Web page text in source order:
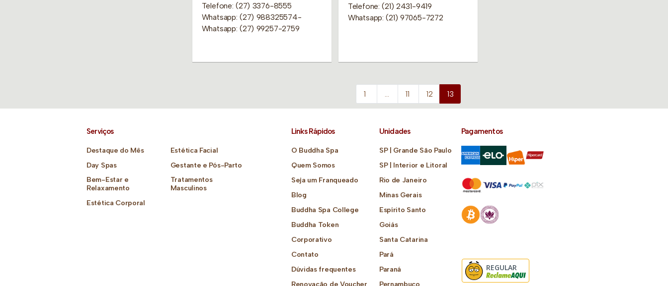
Telefone: (27) 3376-8555
Whatsapp: (27) 988325574-
Whatsapp: (27) 99257-2759
Telefone: (21) 2431-9419
Whatsapp: (21) 97065-7272
1 11 12 13
Serviços
Destaque do Mês
Day Spas
Bem-Estar e
Relaxamento
Estética Corporal
Estética Facial
Gestante e Pós-Parto
Tratamentos
Masculinos
Links Rápidos
O Buddha Spa
Quem Somos
Seja um Franqueado
Blog
Buddha Spa College
Buddha Token
Corporativo
Contato
Dúvidas frequentes
Renovação de Voucher
Unidades
SP | Grande São Paulo
SP | Interior e Litoral
Rio de Janeiro
Minas Gerais
Espírito Santo
Goiás
Santa Catarina
Pará
Paraná
Pernambuco
Pagamentos
REGULAR